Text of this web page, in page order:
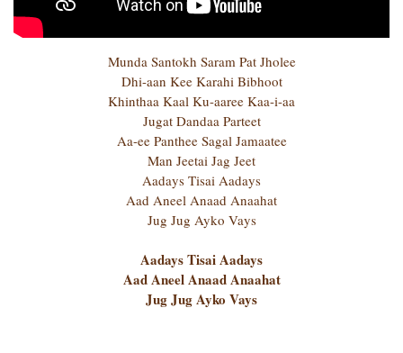
Munda Santokh Saram Pat Jholee
Dhi-aan Kee Karahi Bibhoot
Khinthaa Kaal Ku-aaree Kaa-i-aa
Jugat Dandaa Parteet
Aa-ee Panthee Sagal Jamaatee
Man Jeetai Jag Jeet
Aadays Tisai Aadays
Aad Aneel Anaad Anaahat
Jug Jug Ayko Vays
Aadays Tisai Aadays
Aad Aneel Anaad Anaahat
Jug Jug Ayko Vays